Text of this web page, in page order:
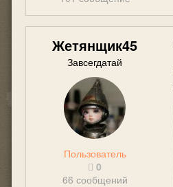
Жетянщик45
Завсегдатай
Пользователь
0
66 сообщений